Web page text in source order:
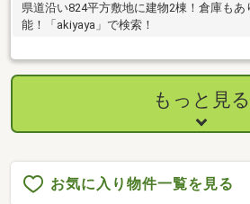
県道沿い824平方敷地に建物2棟！倉庫もあ
能！「akiyaya」で検索！
もっと見る
お気に入り物件一覧を見る